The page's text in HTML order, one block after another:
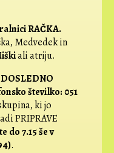
RAČKA.
Medvedek in
ali atriju.
DOSLEDNO
številko: 051
ki jo
PRIPRAVE
do 7.15 še v
.